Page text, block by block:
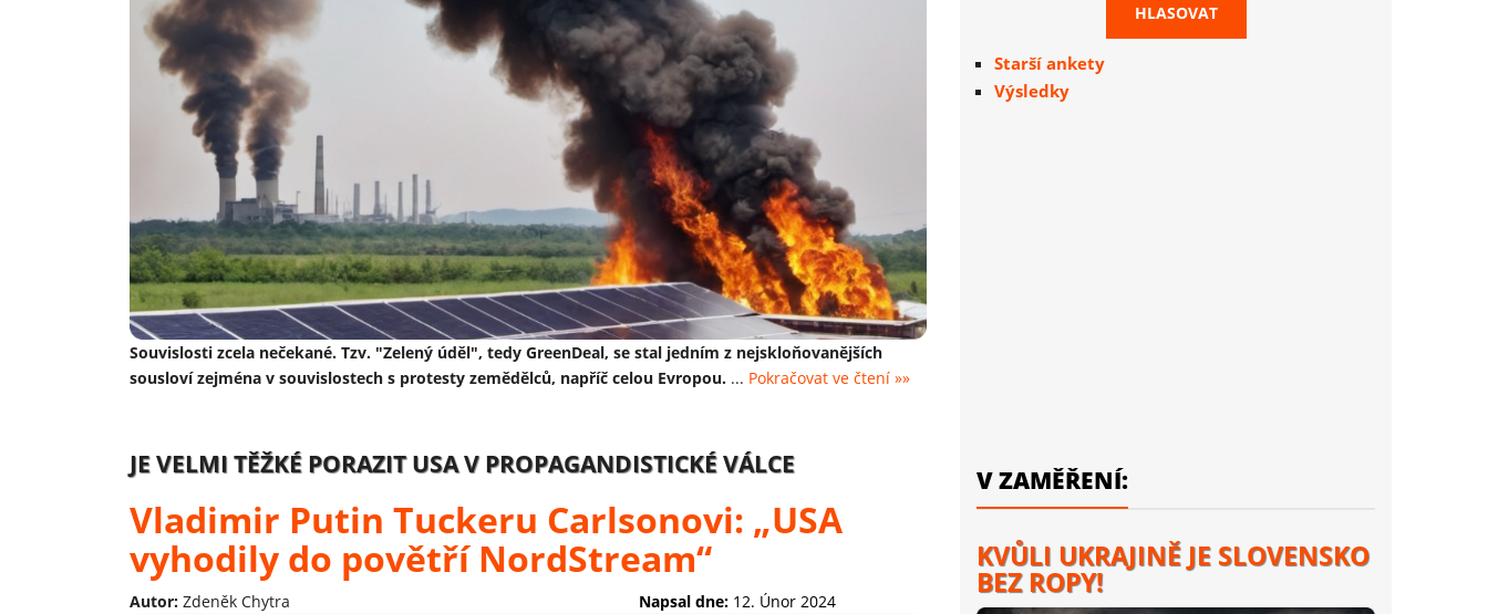
Souvislosti zcela nečekané. Tzv. "Zelený úděl", tedy GreenDeal, se stal jedním z nejskloňovanějších
sousloví zejména v souvislostech s protesty zemědělců, napříč celou Evropou. ... Pokračovat ve čtení »»
JE VELMI TĚŽKÉ PORAZIT USA V PROPAGANDISTICKÉ VÁLCE
Vladimir Putin Tuckeru Carlsonovi: „USA
vyhodily do povětří NordStream“
Autor: Zdeněk Chytra Napsal dne: 12. Únor 2024
Starší ankety
Výsledky
V ZAMĚŘENÍ:
KVŮLI UKRAJINĚ JE SLOVENSKO
BEZ ROPY!